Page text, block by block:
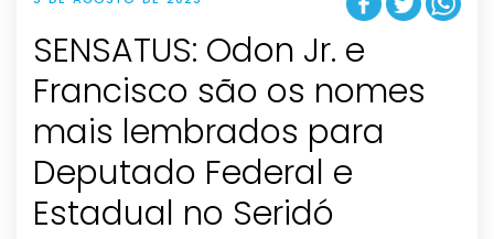
SENSATUS: Odon Jr. e
Francisco são os nomes
mais lembrados para
Deputado Federal e
Estadual no Seridó